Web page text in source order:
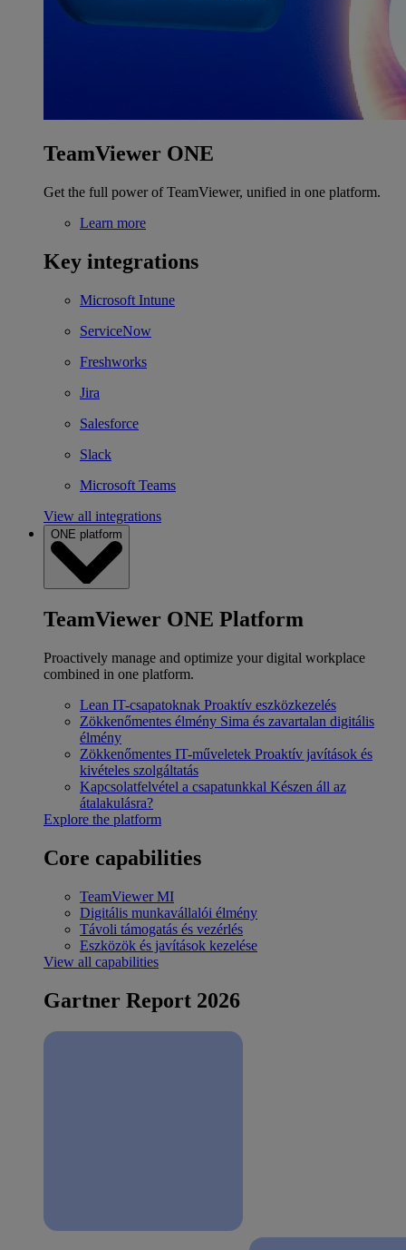
TeamViewer ONE
Get the full power of TeamViewer, unified in one platform.
Learn more
Key integrations
Microsoft Intune
ServiceNow
Freshworks
Jira
Salesforce
Slack
Microsoft Teams
View all integrations
ONE platform
TeamViewer ONE Platform
Proactively manage and optimize your digital workplace
combined in one platform.
Lean IT-csapatoknak Proaktív eszközkezelés
Zökkenőmentes élmény Sima és zavartalan digitális
élmény
Zökkenőmentes IT-műveletek Proaktív javítások és
kivételes szolgáltatás
Kapcsolatfelvétel a csapatunkkal Készen áll az
átalakulásra?
Explore the platform
Core capabilities
TeamViewer MI
Digitális munkavállalói élmény
Távoli támogatás és vezérlés
Eszközök és javítások kezelése
View all capabilities
Gartner Report 2026